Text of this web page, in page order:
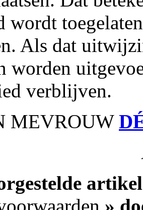
wordt
Als dat
worden
verblijven.
MEVROUW
»